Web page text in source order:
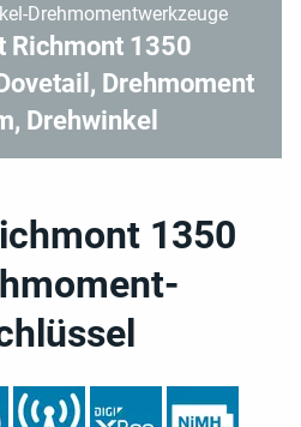
Drehmomentwerkzeuge
Richmont 1350
Drehmoment
Drehwinkel
1350